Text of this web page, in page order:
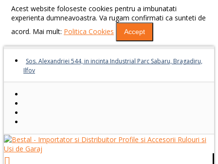
Acest website foloseste cookies pentru a imbunatati
experienta dumneavoastra. Va rugam confirmati ca sunteti de
acord. Mai mult: Politica Cookies Accept
Sos. Alexandriei 544, in incinta Industrial Parc Sabaru, Bragadiru,
Ilfov